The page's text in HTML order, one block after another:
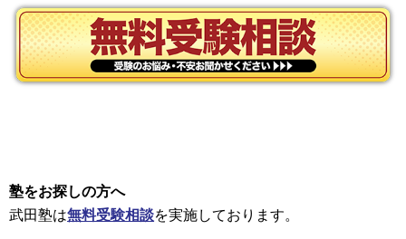
塾をお探しの方へ
武田塾は無料受験相談を実施しております。